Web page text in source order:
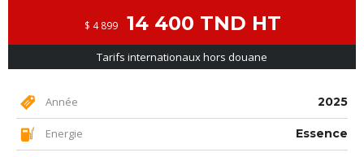
14 400 TND HT
$ 4 899
Tarifs internationaux hors douane
Année 2025
Energie Essence